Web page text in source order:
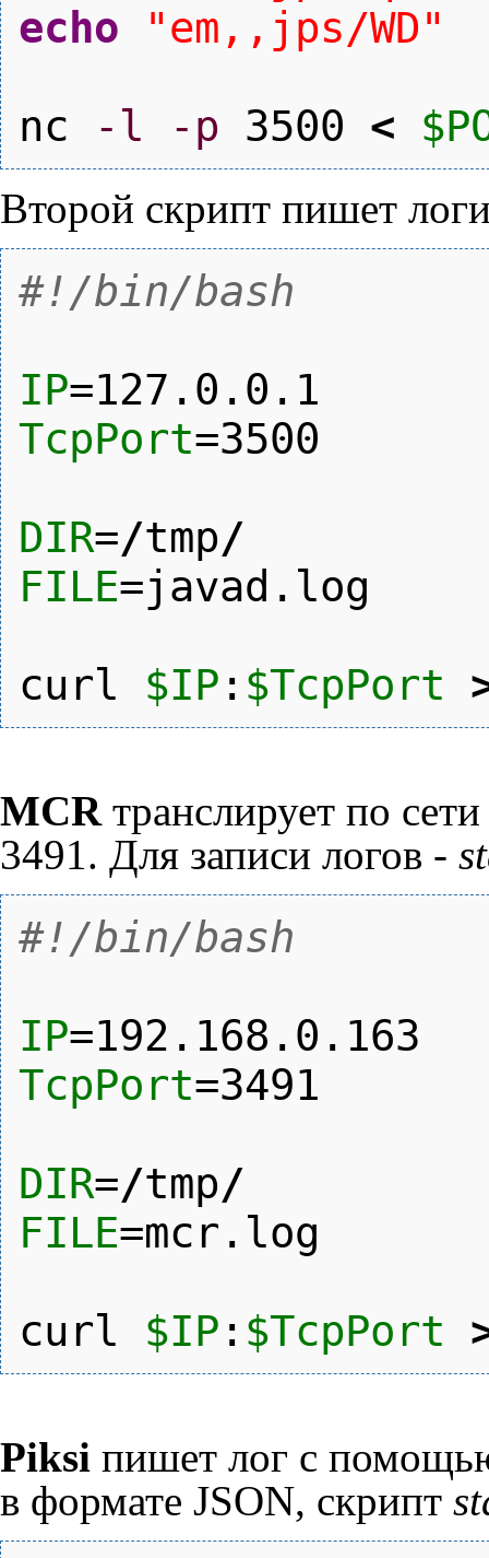
echo
"em,,jps/WD"
nc
-l -p 3500 <
Второй скрипт пишет
#!/bin/bash
IP=127.0.0.1
TcpPort=3500
DIR=/tmp/
FILE=javad.log
curl $IP : $TcpPort
MCRтранслирует по
3491. Для записи логов -
#!/bin/bash
IP=192.168.0.163
TcpPort=3491
DIR=/tmp/
FILE=mcr.log
curl $IP : $TcpPort
Piksi пишет лог с
в формате JSON, скрипт